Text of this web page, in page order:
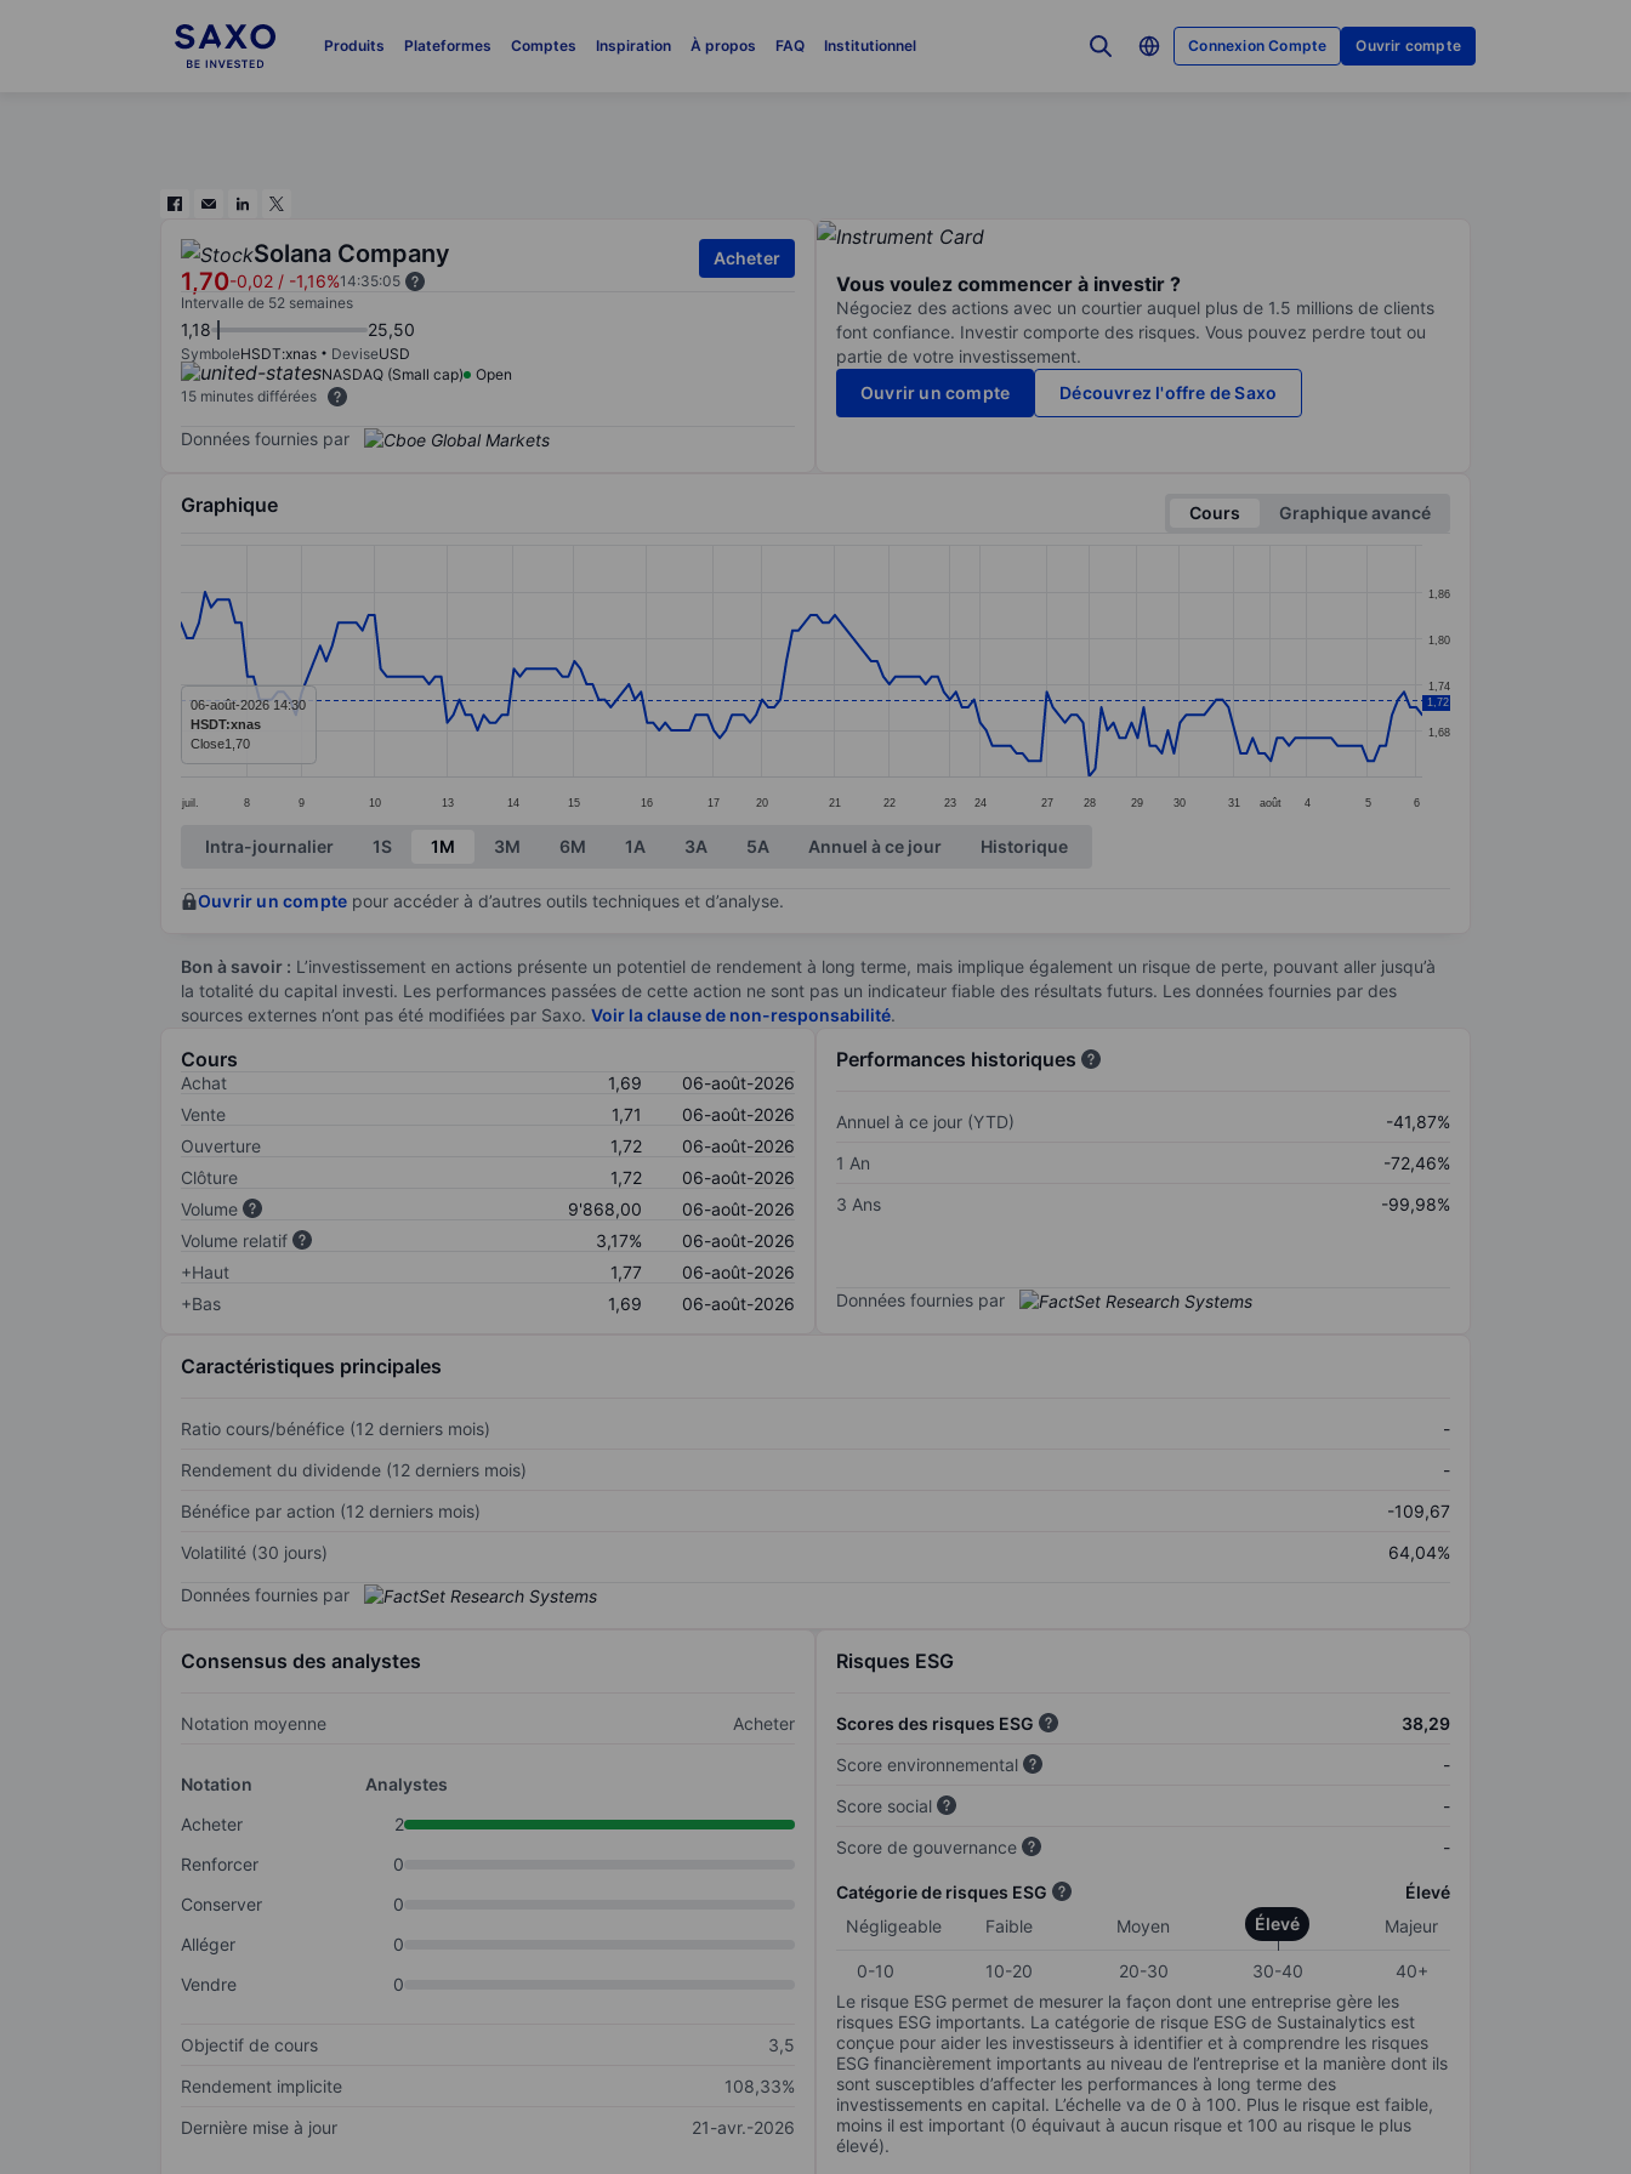
Produits Plateformes Comptes Inspiration À propos FAQ Institutionnel Connexion Compte Ouvrir compte
Solana Company
1,70-0,02 / -1,16%14:35:05
Acheter
Intervalle de 52 semaines
1,18 25,50
SymboleHSDT:xnas DeviseUSD
NASDAQ (Small cap)
Open
15 minutes différées
Données fournies par
Vous voulez commencer à investir ?
Négociez des actions avec un courtier auquel plus de 1.5 millions de clients
font confiance. Investir comporte des risques. Vous pouvez perdre tout ou
partie de votre investissement.
Ouvrir un compte
Découvrez l'offre de Saxo
Graphique Cours
Graphique avancé
Line chart with 206 data points.
The chart has 1 X axis displaying categories.
The chart has 1 Y axis displaying values. Data ranges from 1.62 to 1.86.
juil. 8 9 10 13 14 15 16 17 20 21 22 23 24 27 28 29 30 31 août 4 5 6
1,68
1,74
1,80
1,86
1,72
06-août-2026 14:30
HSDT:xnas
Close1,70
End of interactive chart.
Intra-journalier 1S 1M 3M 6M 1A 3A 5A Annuel à ce jour Historique
Ouvrir un compte pour accéder à d’autres outils techniques et d’analyse.
Bon à savoir : L’investissement en actions présente un potentiel de rendement à long terme, mais implique également un risque de perte, pouvant aller jusqu’à
la totalité du capital investi. Les performances passées de cette action ne sont pas un indicateur fiable des résultats futurs. Les données fournies par des
sources externes n’ont pas été modifiées par Saxo. Voir la clause de non-responsabilité.
Cours
Achat 1,69
06-août-2026
Vente
1,71
06-août-2026
Ouverture
1,72
06-août-2026
Clôture
1,72
06-août-2026
Volume
9'868,00
06-août-2026
Volume relatif
3,17%
06-août-2026
+Haut
1,77
06-août-2026
+Bas
1,69 06-août-2026
Performances historiques
Annuel à ce jour (YTD)
-41,87%
1 An
-72,46%
3 Ans
-99,98%
Données fournies par
Caractéristiques principales
Ratio cours/bénéfice (12 derniers mois)
-
Rendement du dividende (12 derniers mois)
-
Bénéfice par action (12 derniers mois)
-109,67
Volatilité (30 jours)
64,04%
Données fournies par
Consensus des analystes
Notation moyenne Acheter
Notation
Analystes
Acheter
2
Renforcer
0
Conserver
0
Alléger
0
Vendre
0
Objectif de cours
3,5
Rendement implicite
108,33%
Dernière mise à jour
21-avr.-2026
Risques ESG
Scores des risques ESG
38,29
Score environnemental
-
Score social
-
Score de gouvernance
-
Catégorie de risques ESG
Élevé
Négligeable
Faible Moyen Élevé Majeur
0-10 10-20 20-30 30-40
40+
Le risque ESG permet de mesurer la façon dont une entreprise gère les
risques ESG importants. La catégorie de risque ESG de Sustainalytics est
conçue pour aider les investisseurs à identifier et à comprendre les risques
ESG financièrement importants au niveau de l’entreprise et la manière dont ils
sont susceptibles d’affecter les performances à long terme des
investissements en capital. L’échelle va de 0 à 100. Plus le risque est faible,
moins il est important (0 équivaut à aucun risque et 100 au risque le plus
élevé).